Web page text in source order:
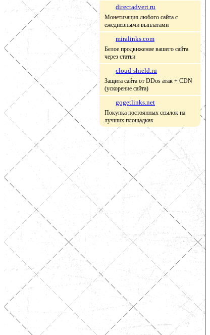
directadvert.ru
Монетизация любого сайта с
ежедневными выплатами
miralinks.com
Белое продвижение вашего сайта
через статьи
cloud-shield.ru
Защита сайта от DDos атак + CDN
(ускорение сайта)
gogetlinks.net
Покупка постоянных ссылок на
лучших площадках